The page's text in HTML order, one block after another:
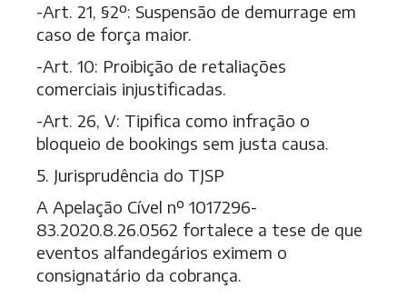
-Art. 21, §2º: Suspensão de demurrage em
caso de força maior.
-Art. 10: Proibição de retaliações
comerciais injustificadas.
-Art. 26, V: Tipifica como infração o
bloqueio de bookings sem justa causa.
5. Jurisprudência do TJSP
A Apelação Cível nº 1017296-
83.2020.8.26.0562 fortalece a tese de que
eventos alfandegários eximem o
consignatário da cobrança.